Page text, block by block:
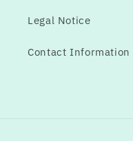
Legal Notice
Contact Information